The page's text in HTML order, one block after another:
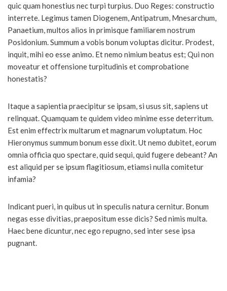
quic quam honestius nec turpi turpius. Duo Reges: constructio
interrete. Legimus tamen Diogenem, Antipatrum, Mnesarchum,
Panaetium, multos alios in primisque familiarem nostrum
Posidonium. Summum a vobis bonum voluptas dicitur. Prodest,
inquit, mihi eo esse animo. Et nemo nimium beatus est; Qui non
moveatur et offensione turpitudinis et comprobatione
honestatis?
Itaque a sapientia praecipitur se ipsam, si usus sit, sapiens ut
relinquat. Quamquam te quidem video minime esse deterritum.
Est enim effectrix multarum et magnarum voluptatum. Hoc
Hieronymus summum bonum esse dixit. Ut nemo dubitet, eorum
omnia officia quo spectare, quid sequi, quid fugere debeant? An
est aliquid per se ipsum flagitiosum, etiamsi nulla comitetur
infamia?
Indicant pueri, in quibus ut in speculis natura cernitur. Bonum
negas esse divitias, praeposìtum esse dicis? Sed nimis multa.
Haec bene dicuntur, nec ego repugno, sed inter sese ipsa
pugnant.